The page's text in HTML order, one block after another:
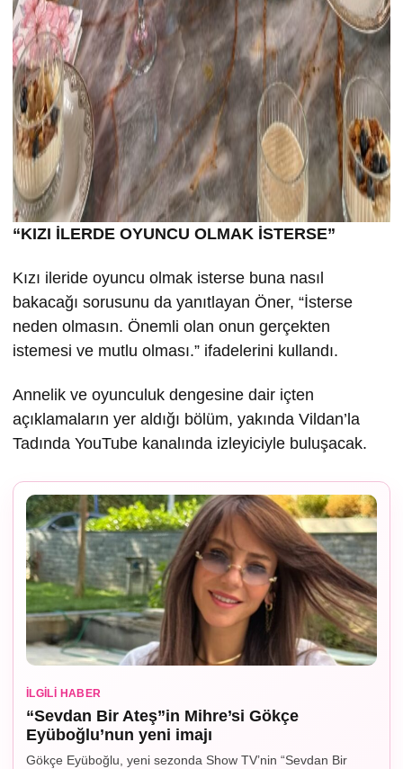
“KIZI İLERDE OYUNCU OLMAK İSTERSE”
Kızı ileride oyuncu olmak isterse buna nasıl
bakacağı sorusunu da yanıtlayan Öner, “İsterse
neden olmasın. Önemli olan onun gerçekten
istemesi ve mutlu olması.” ifadelerini kullandı.
Annelik ve oyunculuk dengesine dair içten
açıklamaların yer aldığı bölüm, yakında Vildan’la
Tadında YouTube kanalında izleyiciyle buluşacak.
İLGILI HABER
“Sevdan Bir Ateş”in Mihre’si Gökçe
Eyüboğlu’nun yeni imajı
Gökçe Eyüboğlu, yeni sezonda Show TV’nin “Sevdan Bir